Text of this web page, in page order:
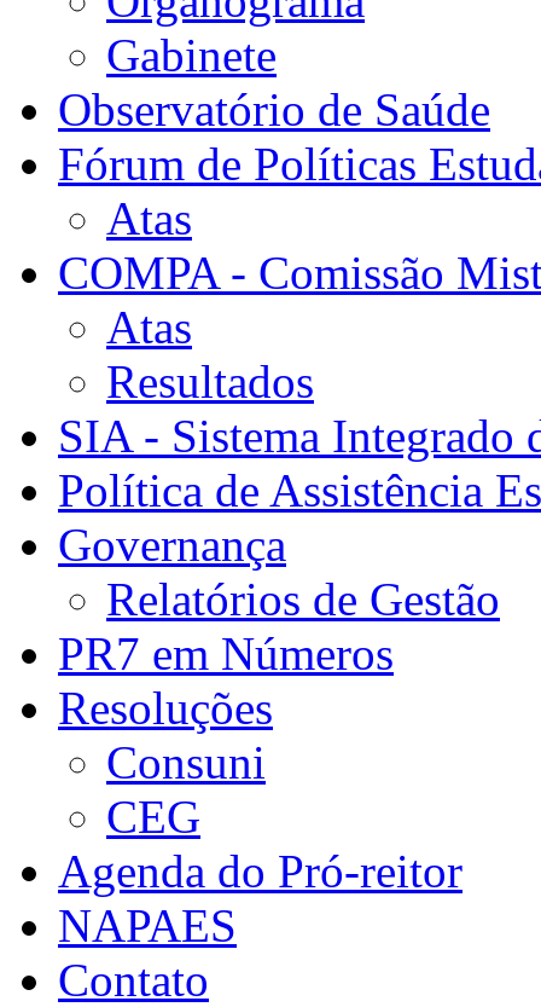
Gabinete
Observatório de Saúde
Fórum de Políticas
Atas
COMPA - Comissão
Atas
Resultados
SIA - Sistema Integrado
Política de Assistência
Governança
Relatórios de Gestão
PR7 em Números
Resoluções
Consuni
CEG
Agenda do Pró-reitor
NAPAES
Contato